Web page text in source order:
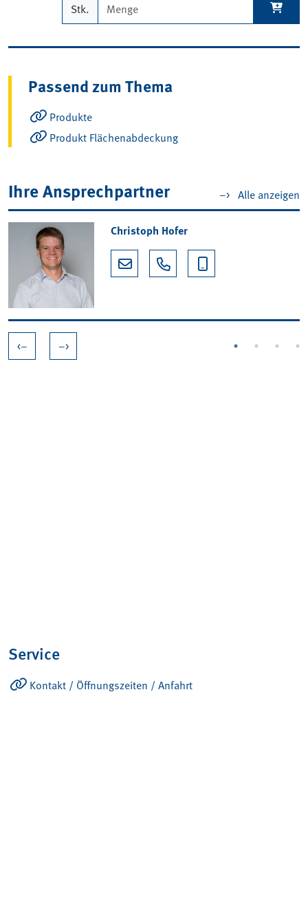
Stk.
Passend zum Thema
Produkte
Produkt Flächenabdeckung
Ihre Ansprechpartner –> Alle anzeigen
<–
Christoph Hofer
–>
Service
Kontakt / Öffnungszeiten / Anfahrt